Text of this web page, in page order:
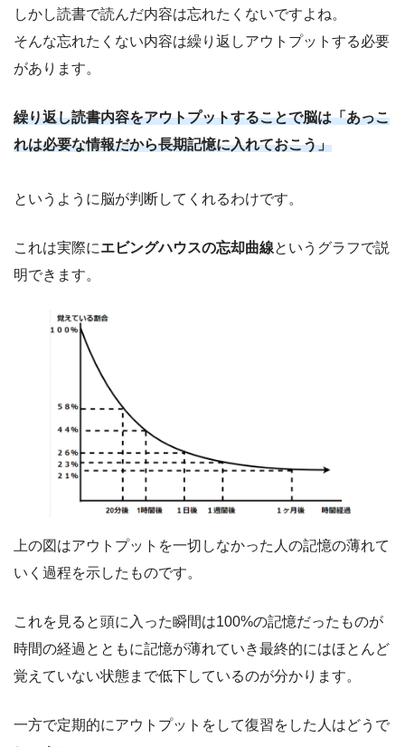
しかし読書で読んだ内容は忘れたくないですよね。
そんな忘れたくない内容は繰り返しアウトプットする必要
があります。
繰り返し読書内容をアウトプットすることで脳は「あっこ
れは必要な情報だから長期記憶に入れておこう」
というように脳が判断してくれるわけです。
これは実際にエビングハウスの忘却曲線というグラフで説
明できます。
上の図はアウトプットを一切しなかった人の記憶の薄れて
いく過程を示したものです。
これを見ると頭に入った瞬間は100%の記憶だったものが
時間の経過とともに記憶が薄れていき最終的にはほとんど
覚えていない状態まで低下しているのが分かります。
一方で定期的にアウトプットをして復習をした人はどうで